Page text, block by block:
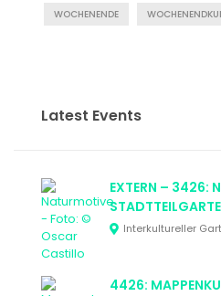
WOCHENENDE
Latest Events
EXTERN – 3426:
Interkultureller
4426: